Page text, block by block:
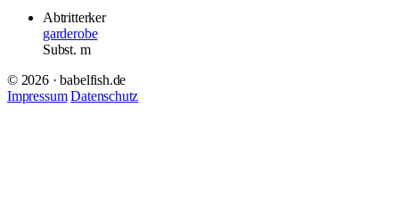
Abtritterker
garderobe
Subst. m
© 2026 · babelfish.de
Impressum Datenschutz